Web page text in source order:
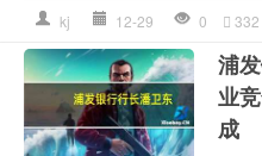
kj 12-29 0 332
浦
业
成